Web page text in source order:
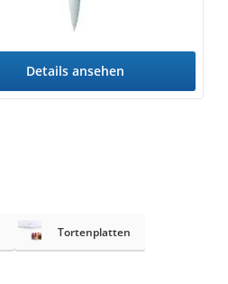
Details ansehen
Tortenplatten